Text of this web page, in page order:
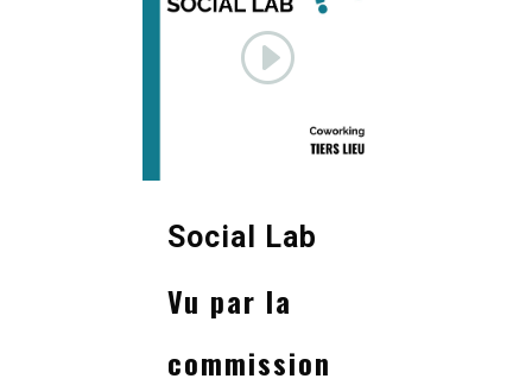
Social Lab
Vu par la
commission